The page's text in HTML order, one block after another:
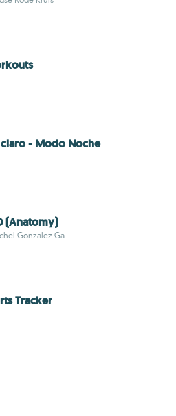
- Modo Noche
(Anatomy)
Gonzalez Ga
Tracker